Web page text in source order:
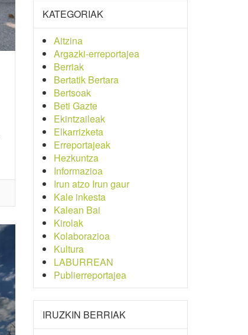
KATEGORIAK
Aitzina
Argazki-erreportajea
Berriak
Bertatik Bertara
Bertsoak
Beti Gazte
Ekintzaileak
Elkarrizketa
Erreportajeak
Hezkuntza
Informazioa
Irun atzo Irun gaur
Kale inkesta
Kalean Bai
Kirolak
Kolaborazioa
Kultura
LABURREAN
Publierreportajea
IRUZKIN BERRIAK